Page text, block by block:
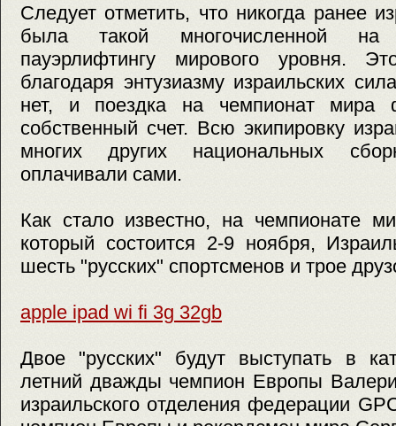
Следует отметить, что никогда ранее
была такой многочисленной на
пауэрлифтингу мирового уровня.
благодаря энтузиазму израильских
нет, и поездка на чемпионат мира
собственный счет. Всю экипировку
многих других национальных
оплачивали сами.
Как стало известно, на чемпионате
который состоится 2-9 ноября,
шесть "русских" спортсменов и трое
apple ipad wi fi 3g 32gb
Двое "русских" будут выступать в
летний дважды чемпион Европы
израильского отделения федерации